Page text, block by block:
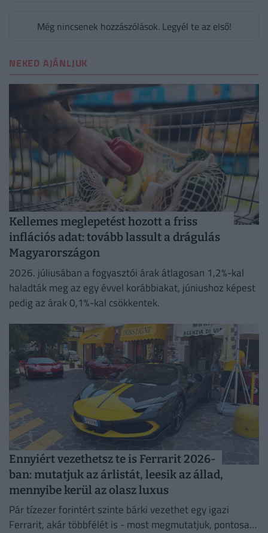
Még nincsenek hozzászólások. Legyél te az első!
NEKED AJÁNLJUK
Kellemes meglepetést hozott a friss
inflációs adat: tovább lassult a drágulás
Magyarországon
2026. júliusában a fogyasztói árak átlagosan 1,2%-kal
haladták meg az egy évvel korábbiakat, júniushoz képest
pedig az árak 0,1%-kal csökkentek.
Ennyiért vezethetsz te is Ferrarit 2026-
ban: mutatjuk az árlistát, leesik az állad,
mennyibe kerül az olasz luxus
Pár tízezer forintért szinte bárki vezethet egy igazi
Ferrarit, akár többfélét is - most megmutatjuk, pontosan